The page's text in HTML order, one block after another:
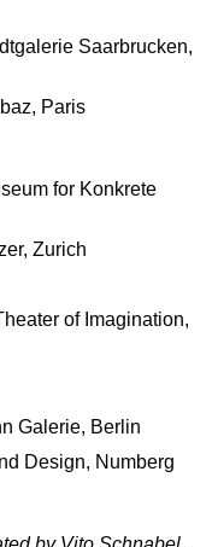
Saarbrucken,
Paris
for Konkrete
Zurich
of Imagination,
Galerie, Berlin
Design, Numberg